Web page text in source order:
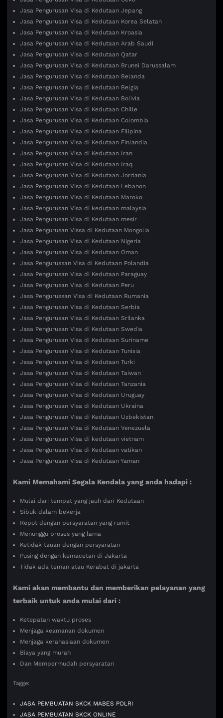
Jasa Pengurusan Visa di Kedutaan Jepang
Jasa Pengurusan Visa di Kedutaan Korea Selatan
Jasa Pengurusan Visa di Kedutaan Kroasia
Jasa Pengurusan Visa di Kedutaan Arab Saudi
Jasa Pengurusan Visa di Kedutaan Qatar
Jasa Pengurusan Visa di Kedutaan Brunei Darussalam
Jasa Pengurusan Visa di Kedutaan Belanda
Jasa Pengurusan Visa di kedutaan Belgia
Jasa Pengurusan Visa di Kedutaan Bolivia
Jasa Pengurusan Visa di Kedutaan Chille
Jasa Pengurusan Visa di Kedutaan Colombia
Jasa Pengurusan Visa di Kedutaan Filipina
Jasa Pengurusan Visa di Kedutaan Finlandia
Jasa Pengurusan Visa di Kedutaan Iran
Jasa Pengurusan Visa di Kedutaan Iraq
Jasa Pengurusan Visa di Kedutaan Jordania
Jasa Pengurusan Visa di Kedutaan Lebanon
Jasa Pengurusan Visa di Kedutaan Maroko
Jasa Pengurusan Visa di kedutaan malaysia
Jasa Pengurusan Visa di Kedutaan mesir
Jasa Pengurusan Vissa di Kedutaan Mongolia
Jasa Pengurusan Visa di Kedutaan Nigeria
Jasa Pengurusan Visa di Kedutaan Oman
Jasa Pengurussan Visa di Kedutaan Polandia
Jasa Pengurusan Visa di Kedutaan Paraguay
Jasa Pengurusan Visa di Kedutaan Peru
Jasa Pengurussan Visa di Kedutaan Rumania
Jasa Pengurusan Visa di Kedutaan Serbia
Jasa Pengurusan Visa di Kedutaan Srilanka
Jasa Pengurusan Visa di Kedutaan Swedia
Jasa Pengurusan Visa di Kedutaan Suriname
Jasa Pengurusan Visa di Kedutaan Tunisia
Jasa Pengurusan Visa di Kedutaan Turki
Jasa Pengurusan Visa di Kedutaan Taiwan
Jasa Pengurusan Visa di Kedutaan Tanzania
Jasa Pengurusan Visa di Kedutaan Uruguay
Jasa Pengurusan Visa di Kedutaan Ukraina
Jasa Pengurusan Visa di Kedutaan Uzbekistan
Jasa Pengurusan Visa di Kedutaan Venezuela
Jasa Pengurusan Visa di kedutaan vietnam
Jasa Pengurusan Visa di Kedutaan vatikan
Jasa Pengurusan Visa di Kedutaan Yaman
Kami Memahami Segala Kendala yang anda hadapi :
Mulai dari tempat yang jauh dari Kedutaan
Sibuk dalam bekerja
Repot dengan persyaratan yang rumit
Menunggu proses yang lama
Ketidak tauan dengan persyaratan
Pusing dengan kemacetan di Jakarta
Tidak ada teman atau Kerabat di jakarta
Kami akan membantu dan memberikan pelayanan yang
terbaik untuk anda mulai dari :
Ketepatan waktu proses
Menjaga keamanan dokumen
Menjaga kerahasiaan dokumen
Biaya yang murah
Dan Mempermudah persyaratan
Tagge:
JASA PEMBUATAN SKCK MABES POLRI
JASA PEMBUATAN SKCK ONLINE